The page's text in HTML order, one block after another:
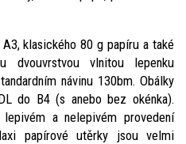
klasického 80 g papíru a také
dvouvrstvou vlnitou lepenku
návinu 130bm. Obálky
do B4 (s anebo bez okénka).
a nelepivém provedení
papírové utěrky jsou velmi